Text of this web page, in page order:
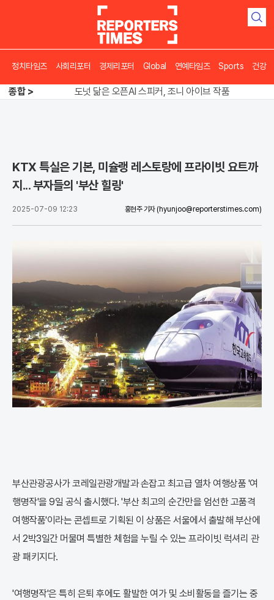
검
정치타임즈 사회리포터 경제리포터 Global 연예타임즈 Sports 건강
종합 >
도넛 닮은 오픈AI 스피커, 조니 아이브 작품
KTX 특실은 기본, 미슐랭 레스토랑에 프라이빗 요트까
지... 부자들의 '부산 힐링'
2025-07-09 12:23 홍현주 기자 (hyunjoo@reporterstimes.com)
부산관광공사가 코레일관광개발과 손잡고 최고급 열차 여행상품 '여
행명작'을 9일 공식 출시했다. '부산 최고의 순간만을 엄선한 고품격
여행작품'이라는 콘셉트로 기획된 이 상품은 서울에서 출발해 부산에
서 2박3일간 머물며 특별한 체험을 누릴 수 있는 프라이빗 럭셔리 관
광 패키지다.
'여행명작'은 특히 은퇴 후에도 활발한 여가 및 소비활동을 즐기는 중